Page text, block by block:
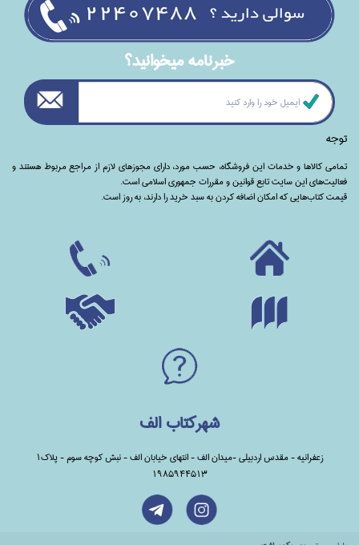
خبرنامه ميخوانيد؟
توجه
تمامی‌ کالاها و خدمات این فروشگاه، حسب مورد،‌ دارای مجوزهای لازم از مراجع مربوط هستند ‌و‌‌
فعالیت‌های این سایت تابع قوانین و مقررات جمهوری اسلامی است.
قیمت کتاب‌هایی که امکان اضافه کردن به سبد خرید را دارند،‌ به روز است.
شهرکتاب الف
زعفرانیه - مقدس اردبیلی -میدان الف - انتهای خیابان الف - نبش کوچه سوم - پلاک1
1985944513